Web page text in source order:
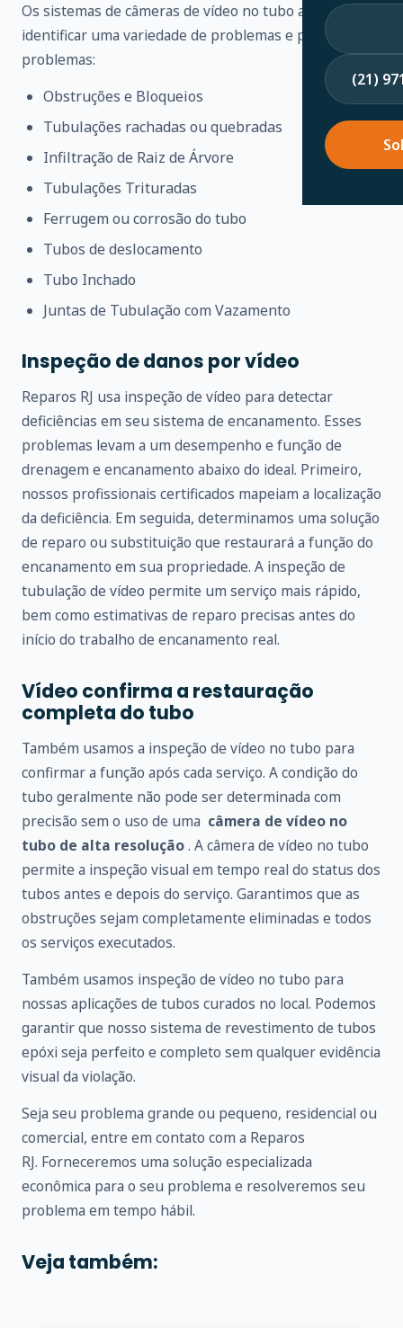
(21)
Os sistemas de câmeras de vídeo no tubo ajudam a
identificar uma variedade de problemas e possíveis
problemas:
Obstruções e Bloqueios
Tubulações rachadas ou quebradas
Infiltração de Raiz de Árvore
Tubulações Trituradas
Ferrugem ou corrosão do tubo
Tubos de deslocamento
Tubo Inchado
Juntas de Tubulação com Vazamento
Inspeção de danos por vídeo
Reparos RJ usa inspeção de vídeo para detectar
deficiências em seu sistema de encanamento. Esses
problemas levam a um desempenho e função de
drenagem e encanamento abaixo do ideal. Primeiro,
nossos profissionais certificados mapeiam a localização
da deficiência. Em seguida, determinamos uma solução
de reparo ou substituição que restaurará a função do
encanamento em sua propriedade. A inspeção de
tubulação de vídeo permite um serviço mais rápido,
bem como estimativas de reparo precisas antes do
início do trabalho de encanamento real.
Vídeo confirma a restauração
completa do tubo
Também usamos a inspeção de vídeo no tubo para
confirmar a função após cada serviço. A condição do
tubo geralmente não pode ser determinada com
precisão sem o uso de uma câmera de vídeo no
tubo de alta resolução. A câmera de vídeo no tubo
permite a inspeção visual em tempo real do status dos
tubos antes e depois do serviço. Garantimos que as
obstruções sejam completamente eliminadas e todos
os serviços executados.
Também usamos inspeção de vídeo no tubo para
nossas aplicações de tubos curados no local. Podemos
garantir que nosso sistema de revestimento de tubos
epóxi seja perfeito e completo sem qualquer evidência
visual da violação.
Seja seu problema grande ou pequeno, residencial ou
comercial, entre em contato com a Reparos
RJ. Forneceremos uma solução especializada
econômica para o seu problema e resolveremos seu
problema em tempo hábil.
Veja também: